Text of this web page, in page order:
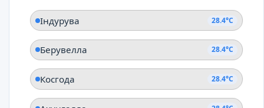
Індурува 28.4°C
Берувелла 28.4°C
Косгода 28.4°C